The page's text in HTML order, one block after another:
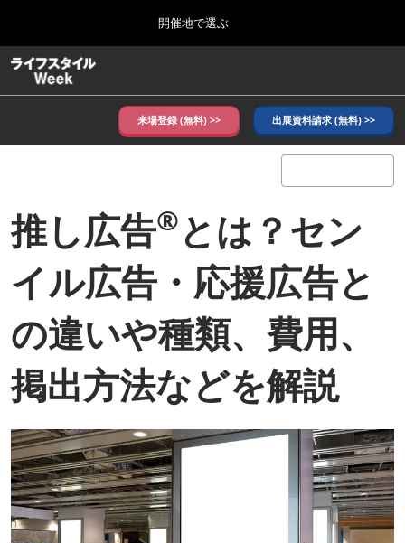
ッ
し
進
to
close
開催地で選ぶ
東京ビッグサイト/Tokyo Big Sight, Japan
6月_夏展
東京ビッグサイト/Tokyo Big Sight, Japan
ー
バ
ル
ナ
ョ
ン
折
り
た
む
来場登録 (無料) >> 出展資料請求 (無料) >>
推し広告®とは？セン
イル広告・応援広告と
の違いや種類、費用、
掲出方法などを解説